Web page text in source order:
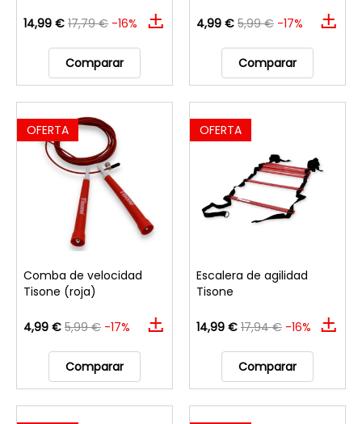
14,99 € 17,79 € -16%
Comparar
4,99 € 5,99 € -17%
Comparar
OFERTA
Comba de velocidad
Tisone (roja)
4,99 € 5,99 € -17%
Comparar
OFERTA
Escalera de agilidad
Tisone
14,99 € 17,94 € -16%
Comparar